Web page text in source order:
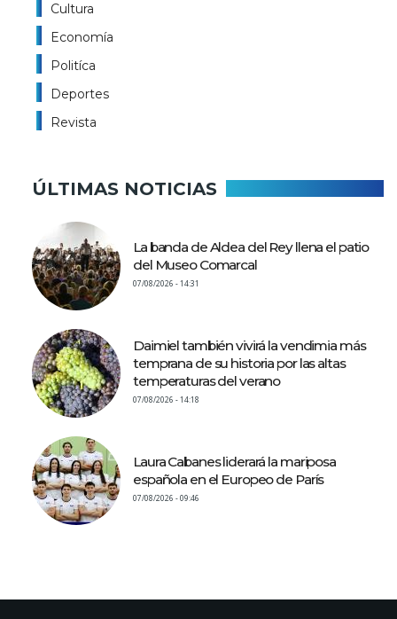
Cultura
Economía
Politíca
Deportes
Revista
ÚLTIMAS NOTICIAS
La banda de Aldea del Rey llena el patio
del Museo Comarcal
07/08/2026 - 14:31
Daimiel también vivirá la vendimia más
temprana de su historia por las altas
temperaturas del verano
07/08/2026 - 14:18
Laura Cabanes liderará la mariposa
española en el Europeo de París
07/08/2026 - 09:46